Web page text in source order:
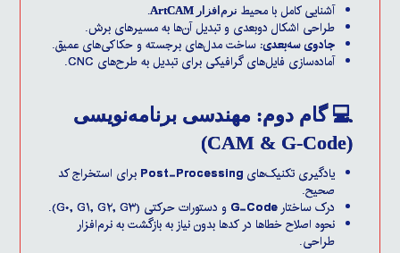
آشنایی کامل با محیط نرم‌افزارArtCAM
.
طراحی اشکال دوبعدی و تبدیل آن‌ها به مسیرهای برش.
جادوی سه‌بعدی:ساخت مدل‌های برجسته و حکاکی‌های عمیق.
آماده‌سازی فایل‌های گرافیکی برای تبدیل به طرح‌های CNC.
💻 گام دوم: مهندسی برنامه‌نویسی
(CAM & G-Code)
یادگیری تکنیک‌هایPost-Processing برای استخراج کد
صحیح.
درک ساختارG-Code و دستورات حرکتی (G۰, G۱, G۲, G۳).
نحوه اصلاح خطاها در کدها بدون نیاز به بازگشت به نرم‌افزار
طراحی.